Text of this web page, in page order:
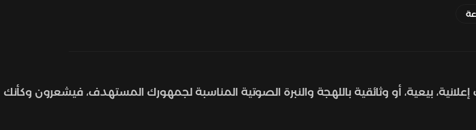
بيعية، أو وثائقية باللهجة والنبرة الصوتية المناسبة لجمهورك المستهدف، فيشعرون وكأنك